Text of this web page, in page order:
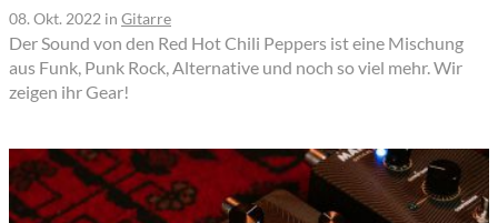
08. Okt. 2022 in Gitarre
Der Sound von den Red Hot Chili Peppers ist eine Mischung
aus Funk, Punk Rock, Alternative und noch so viel mehr. Wir
zeigen ihr Gear!